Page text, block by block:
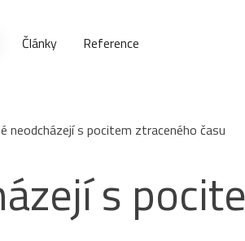
Články Reference
neodcházejí s pocitem ztraceného času
s